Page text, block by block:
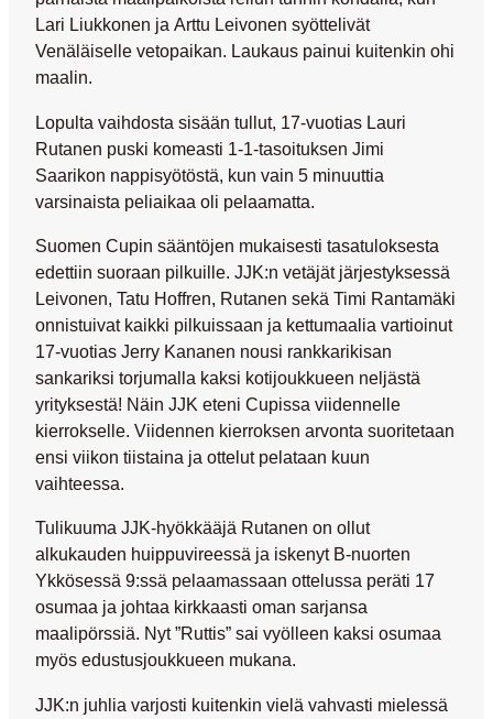
Lari Liukkonen ja Arttu Leivonen syöttelivät
Venäläiselle vetopaikan. Laukaus painui kuitenkin ohi
maalin.
Lopulta vaihdosta sisään tullut, 17-vuotias Lauri
Rutanen puski komeasti 1-1-tasoituksen Jimi
Saarikon nappisyötöstä, kun vain 5 minuuttia
varsinaista peliaikaa oli pelaamatta.
Suomen Cupin sääntöjen mukaisesti tasatuloksesta
edettiin suoraan pilkuille. JJK:n vetäjät järjestyksessä
Leivonen, Tatu Hoffren, Rutanen sekä Timi Rantamäki
onnistuivat kaikki pilkuissaan ja kettumaalia vartioinut
17-vuotias Jerry Kananen nousi rankkarikisan
sankariksi torjumalla kaksi kotijoukkueen neljästä
yrityksestä! Näin JJK eteni Cupissa viidennelle
kierrokselle. Viidennen kierroksen arvonta suoritetaan
ensi viikon tiistaina ja ottelut pelataan kuun
vaihteessa.
Tulikuuma JJK-hyökkääjä Rutanen on ollut
alkukauden huippuvireessä ja iskenyt B-nuorten
Ykkösessä 9:ssä pelaamassaan ottelussa peräti 17
osumaa ja johtaa kirkkaasti oman sarjansa
maalipörssiä. Nyt ”Ruttis” sai vyölleen kaksi osumaa
myös edustusjoukkueen mukana.
JJK:n juhlia varjosti kuitenkin vielä vahvasti mielessä